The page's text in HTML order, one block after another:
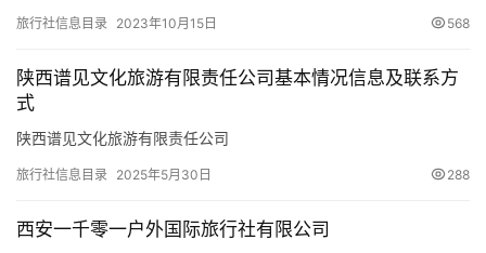
91610124MAC2RT6L7A 注册地址：陕西省西安市周至县二曲街道
管理；旅游开发项目策划…
旅行社信息目录 2023年10月15日 568
陕西谱见文化旅游有限责任公司基本情况信息及联系方
式
陕西谱见文化旅游有限责任公司
旅行社信息目录 2025年5月30日 288
西安一千零一户外国际旅行社有限公司